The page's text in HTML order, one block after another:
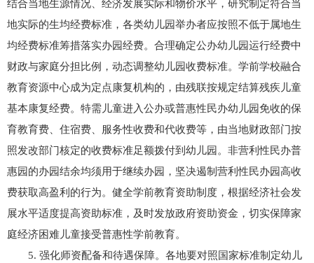
结合当地生源情况、经济发展实际和物价水平，研究制定符合当
地实际的生均经费标准，各类幼儿园举办者应按照不低于属地生
均经费标准筹措落实办园经费。合理确定公办幼儿园运行经费中
财政与家庭分担比例，动态调整幼儿园收费标准。学前学校融合
教育资源中心成为定点康复机构的，由残联按规定结算残疾儿童
基本康复经费。特需儿童进入公办或普惠性民办幼儿园免收的保
育教育费、住宿费、服务性收费和代收费等，由当地财政部门按
照发改部门核定的收费标准足额拨付到幼儿园。非营利性民办普
惠园的办园结余均须用于继续办园，坚决遏制营利性民办园高收
费获取高盈利的行为。健全学前教育资助制度，根据经济社会发
展水平适度提高资助标准，及时发放政府资助资金，切实保障家
庭经济困难儿童接受普惠性学前教育。
5. 强化师资配备和待遇保障。各地要对照国家标准制定幼儿